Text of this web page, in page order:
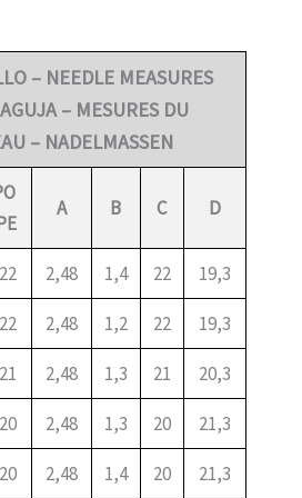
– NEEDLE MEASURES
– MESURES DU
– NADELMASSEN
A B C D
2,48 1,4 22 19,3
2,48 1,2 22 19,3
2,48 1,3 21 20,3
2,48 1,3 20 21,3
2,48 1,4 20 21,3